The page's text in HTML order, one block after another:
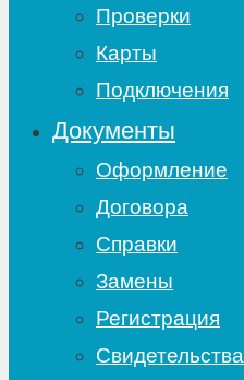
Проверки
Карты
Подключения
Документы
Оформление
Договора
Справки
Замены
Регистрация
Свидетельства